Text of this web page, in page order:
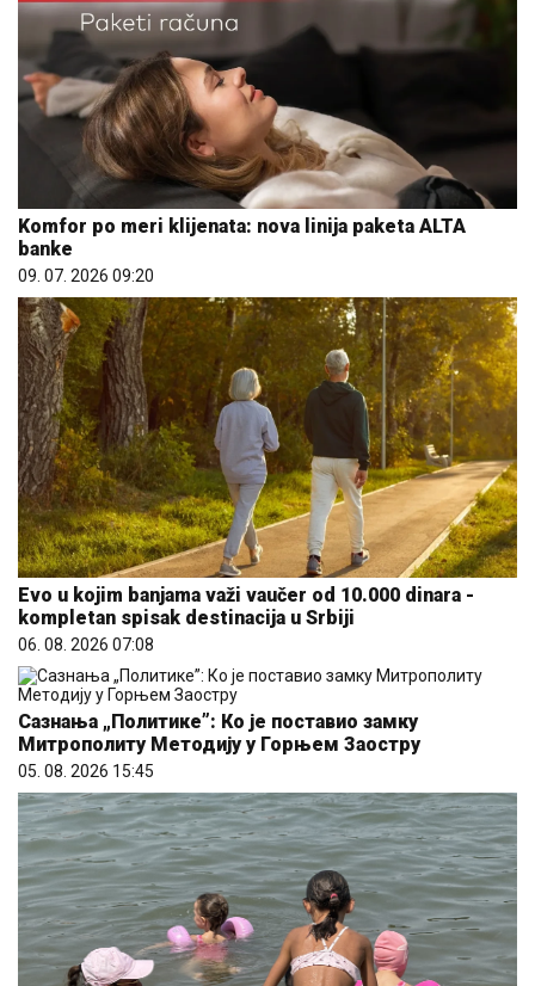
Komfor po meri klijenata: nova linija paketa ALTA
banke
09. 07. 2026 09:20
Evo u kojim banjama važi vaučer od 10.000 dinara -
kompletan spisak destinacija u Srbiji
06. 08. 2026 07:08
Сазнања „Политике”: Ко је поставио замку
Митрополиту Методију у Горњем Заостру
05. 08. 2026 15:45